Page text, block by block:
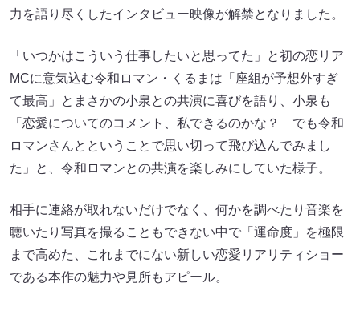
力を語り尽くしたインタビュー映像が解禁となりました。
「いつかはこういう仕事したいと思ってた」と初の恋リア
MCに意気込む令和ロマン・くるまは「座組が予想外すぎ
て最高」とまさかの小泉との共演に喜びを語り、小泉も
「恋愛についてのコメント、私できるのかな？ でも令和
ロマンさんとということで思い切って飛び込んでみまし
た」と、令和ロマンとの共演を楽しみにしていた様子。
相手に連絡が取れないだけでなく、何かを調べたり音楽を
聴いたり写真を撮ることもできない中で「運命度」を極限
まで高めた、これまでにない新しい恋愛リアリティショー
である本作の魅力や見所もアピール。